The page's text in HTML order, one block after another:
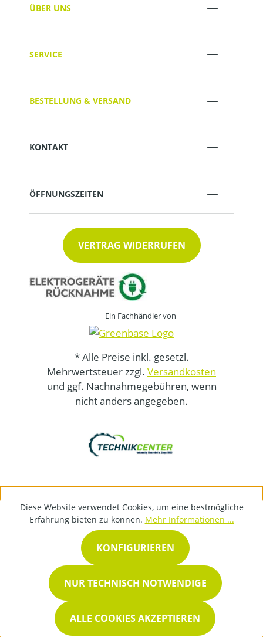
ÜBER UNS
SERVICE
BESTELLUNG & VERSAND
KONTAKT
ÖFFNUNGSZEITEN
VERTRAG WIDERRUFEN
Ein Fachhändler von
* Alle Preise inkl. gesetzl.
Mehrwertsteuer zzgl. Versandkosten
und ggf. Nachnahmegebühren, wenn
nicht anders angegeben.
Diese Website verwendet Cookies, um eine bestmögliche
Erfahrung bieten zu können. Mehr Informationen ...
NUR TECHNISCH NOTWENDIGE
KONFIGURIEREN
ALLE COOKIES AKZEPTIEREN